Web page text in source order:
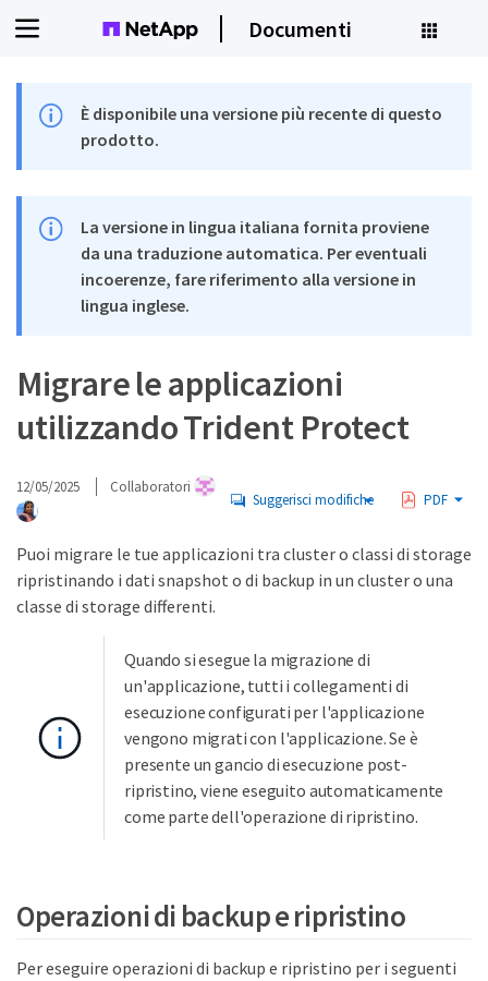
Documenti
È disponibile una versione più recente di questo
prodotto.
La versione in lingua italiana fornita proviene
da una traduzione automatica. Per eventuali
incoerenze, fare riferimento alla versione in
lingua inglese.
Migrare le applicazioni
utilizzando Trident Protect
12/05/2025 Collaboratori
Suggerisci modifiche PDF
Puoi migrare le tue applicazioni tra cluster o classi di storage
ripristinando i dati snapshot o di backup in un cluster o una
classe di storage differenti.
Quando si esegue la migrazione di
un'applicazione, tutti i collegamenti di
esecuzione configurati per l'applicazione
vengono migrati con l'applicazione. Se è
presente un gancio di esecuzione post-
ripristino, viene eseguito automaticamente
come parte dell'operazione di ripristino.
Operazioni di backup e ripristino
Per eseguire operazioni di backup e ripristino per i seguenti